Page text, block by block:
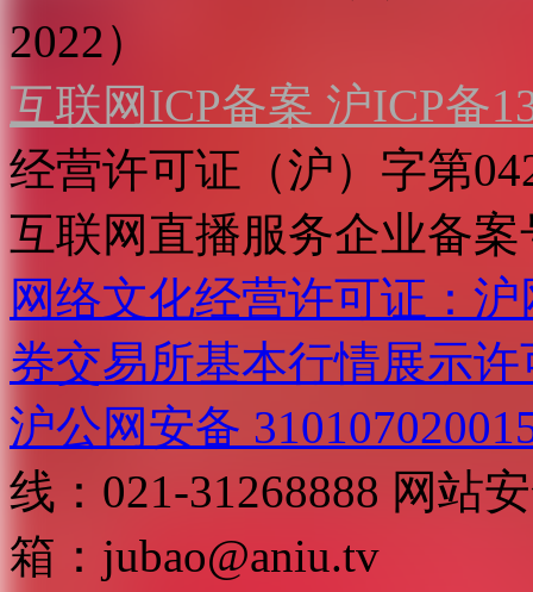
2022）
互联网ICP备案 沪ICP备
经营许可证（沪）字第
互联网直播服务企业备案
网络文化经营许可证：
券交易所基本行情展示许
沪公网安备
线：021-31268888 网站
箱： jubao@aniu.tv